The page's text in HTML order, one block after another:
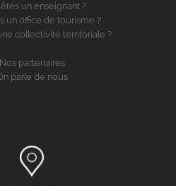
un enseignant ?
un office de tourisme ?
collectivité territoriale ?
Nos partenaires
parle de nous